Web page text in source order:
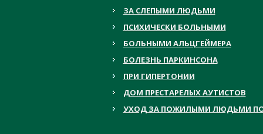
ЗА СЛЕПЫМИ ЛЮДЬМИ
ПСИХИЧЕСКИ БОЛЬНЫМИ
БОЛЬНЫМИ АЛЬЦГЕЙМЕРА
БОЛЕЗНЬ ПАРКИНСОНА
ПРИ ГИПЕРТОНИИ
ДОМ ПРЕСТАРЕЛЫХ АУТИСТОВ
УХОД ЗА ПОЖИЛЫМИ ЛЮДЬМИ